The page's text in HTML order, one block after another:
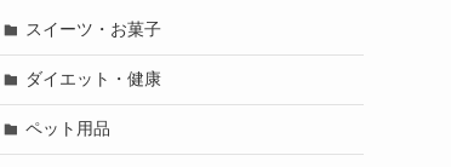
スイーツ・お菓子
ダイエット・健康
ペット用品